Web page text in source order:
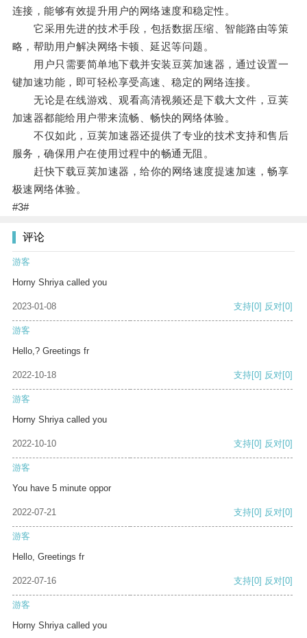
连接，能够有效提升用户的网络速度和稳定性。
它采用先进的技术手段，包括数据压缩、智能路由等策
略，帮助用户解决网络卡顿、延迟等问题。
用户只需要简单地下载并安装豆荚加速器，通过设置一
键加速功能，即可轻松享受高速、稳定的网络连接。
无论是在线游戏、观看高清视频还是下载大文件，豆荚
加速器都能给用户带来流畅、畅快的网络体验。
不仅如此，豆荚加速器还提供了专业的技术支持和售后
服务，确保用户在使用过程中的畅通无阻。
赶快下载豆荚加速器，给你的网络速度提速加速，畅享
极速网络体验。
#3#
评论
游客
Horny Shriya called you
2023-01-08 支持[0] 反对[0]
游客
Hello,? Greetings fr
2022-10-18 支持[0] 反对[0]
游客
Horny Shriya called you
2022-10-10 支持[0] 反对[0]
游客
You have 5 minute oppor
2022-07-21 支持[0] 反对[0]
游客
Hello, Greetings fr
2022-07-16 支持[0] 反对[0]
游客
Horny Shriya called you